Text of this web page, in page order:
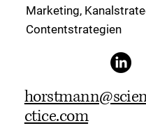
Marketing,
Contentstrategien
ctice.com